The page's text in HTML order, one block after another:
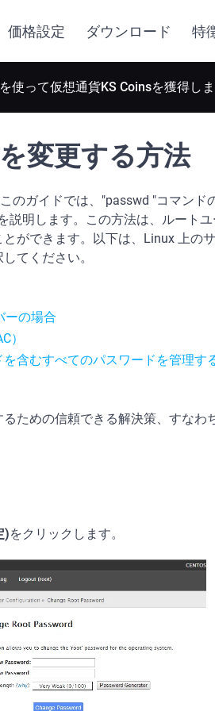
価格設定 ダウンロード 特
使って仮想通貨KS Coinsを獲得しま
変更する方法
のガイドでは、"passwd "コマンド
説明します。この方法は、ルート
ができます。以下は、Linux 上の
てください。
ーの場合
）
含むすべてのパスワードを管理す
ための信頼できる解決策、すなわ
)をクリックします。